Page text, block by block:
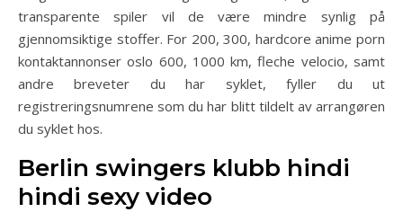
transparente spiler vil de være mindre synlig på
gjennomsiktige stoffer. For 200, 300, hardcore anime porn
kontaktannonser oslo 600, 1000 km, fleche velocio, samt
andre breveter du har syklet, fyller du ut
registreringsnumrene som du har blitt tildelt av arrangøren
du syklet hos.
Berlin swingers klubb hindi
hindi sexy video